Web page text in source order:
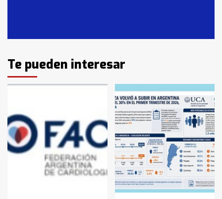
3
Identidad de los adolescentes
pampeanos que fueron
en la mañana del lunes
4
Accidente en Ruta 5: falleció un
joven de Trenque Lauquen
Los precios de los combustibles en
La Pampa, desde YPF hasta Axion
entre 857 a 1338 pesos
Te pueden interesar